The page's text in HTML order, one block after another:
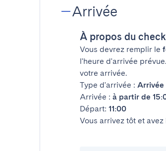
Arrivée
À propos du
Vous devrez remplir le
l'heure d'arrivée
votre arrivée.
Type d'arrivée : Arrivée
Arrivée : à partir de
Départ: 11:00
Vous arrivez tôt et